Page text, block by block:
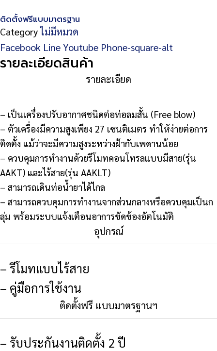
ติดตั้งฟรีแบบมาตรฐาน
Categoryไม่มีหมวด
Facebook LineYoutube Phone-square-alt
รายละเอียดสินค้า
รายละเอียด
– เป็นเครื่องปรับอากาศชนิดต่อท่อลมสั้น (Free blow)
– ตัวเครื่องมีความสูงเพียง 27 เซนติเมตร ทำให้ง่ายต่อการ
ติดตั้ง แม้ว่าจะมีความสูงระหว่างฝ้ากับเพดานน้อย
– ควบคุมการทำงานด้วยรีโมทคอนโทรลแบบมีสาย(รุ่น
AAKT) และไร้สาย(รุ่น AAKLT)
– สามารถเดินท่อน้ำยาได้ไกล
– สามารถควบคุมการทำงานจากส่วนกลางหรือควบคุมเป็นก
ลุ่ม พร้อมระบบแจ้งเตือนอาการขัดข้องอัตโนมัติ
อุปกรณ์
– รีโมทแบบไร้สาย
– คู่มือการใช้งาน
ติดตั้งฟรี แบบมาตรฐานฯ
– รับประกันงานติดตั้ง 2 ปี